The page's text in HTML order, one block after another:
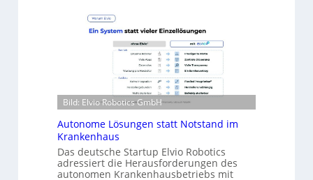
L
e
e
l
-
2
Z
e
r
a
o
b
o
t
c
s
Bild: Elvio Robotics GmbH
Autonome Lösungen statt Notstand im
Krankenhaus
Das deutsche Startup Elvio Robotics
adressiert die Herausforderungen des
autonomen Krankenhausbetriebs mit